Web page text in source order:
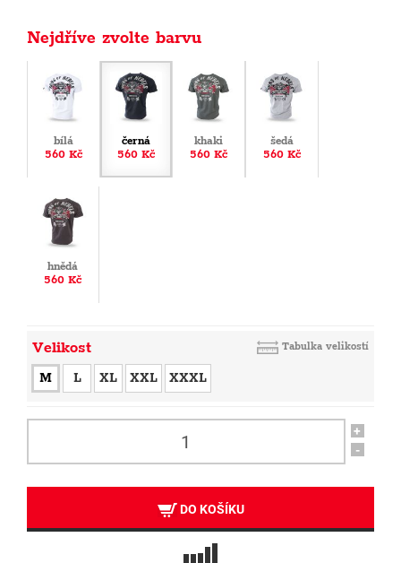
Nejdříve zvolte barvu
bílá
560 Kč
černá
560 Kč
khaki
560 Kč
šedá
560 Kč
hnědá
560 Kč
Velikost Tabulka velikostí
M L XL XXL XXXL
+
-
DO KOŠÍKU